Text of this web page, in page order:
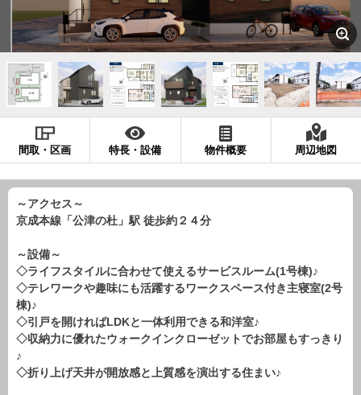
間取・区画 特長・設備 物件概要 周辺地図
～アクセス～
京成本線「公津の杜」駅 徒歩約２４分
～設備～
◇ライフスタイルに合わせて使えるサービスルーム(1号棟)♪
◇テレワークや趣味にも活躍するワークスペース付き主寝室(2号
棟)♪
◇引戸を開ければLDKと一体利用できる和洋室♪
◇収納力に優れたウォークインクローゼットでお部屋もすっきり
♪
◇折り上げ天井が開放感と上質感を演出する住まい♪
千葉本店 松戸支店 成田支店 木更津支店
東京支店
神奈川支店
沖縄支店
現地販売会情報
千葉本店 松戸支店 成田支店
東京支店
神奈川支店
沖縄支店
千葉本店 松戸支店
神奈川支店
沖縄支店
売却査定 会社案内
お問い合わせ サイトマップ
プライバシーポリシー
物件検索